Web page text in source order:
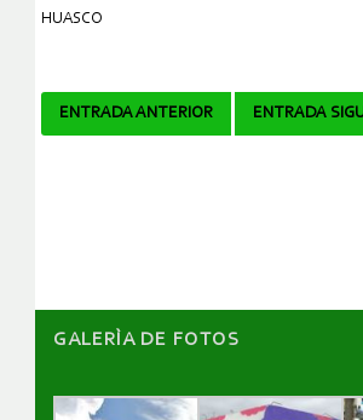
HUASCO
Navegador
ENTRADA ANTERIOR ENTRADA
GALERÌA DE FOTOS